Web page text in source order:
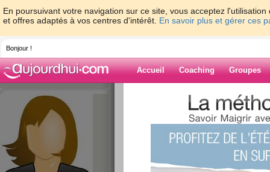
En poursuivant votre navigation sur ce site, vous acceptez
et offres adaptés à vos centres d'intérêt. En savoir plus et gérer ces
Bonjour !
Accueil Coaching Groupes
>
>
International Women’s Day
Blog de